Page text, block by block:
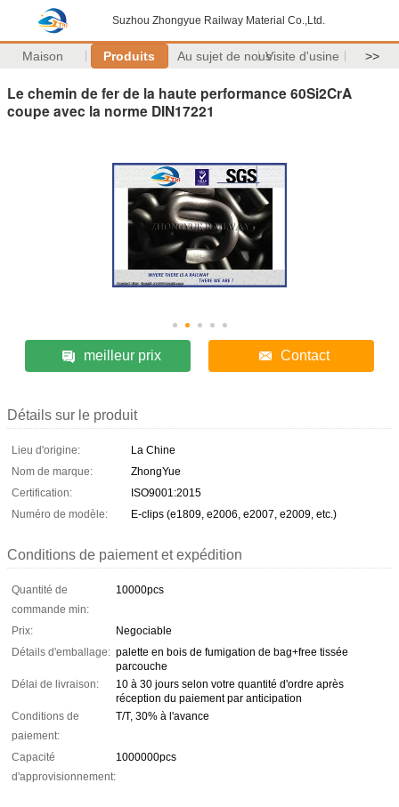
Suzhou Zhongyue Railway Material Co.,Ltd.
Maison Produits Au sujet de nousVisite d'usine >>
Le chemin de fer de la haute performance 60Si2CrA
coupe avec la norme DIN17221
meilleur prix Contact
Détails sur le produit
Lieu d'origine:
La Chine
Nom de marque:
ZhongYue
Certification:
ISO9001:2015
Numéro de modèle:
E-clips (e1809, e2006, e2007, e2009, etc.)
Conditions de paiement et expédition
Quantité de
commande min:
10000pcs
Prix:
Negociable
Détails d'emballage: palette en bois de fumigation de bag+free tissée
parcouche
Délai de livraison:
10 à 30 jours selon votre quantité d'ordre après
réception du paiement par anticipation
Conditions de
paiement:
T/T, 30% à l'avance
Capacité
d'approvisionnement:
1000000pcs